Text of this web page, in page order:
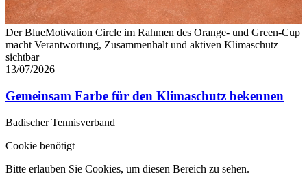
Der BlueMotivation Circle im Rahmen des Orange- und Green-Cup
macht Verantwortung, Zusammenhalt und aktiven Klimaschutz
sichtbar
13/07/2026
Gemeinsam Farbe für den Klimaschutz bekennen
Badischer Tennisverband
Cookie benötigt
Bitte erlauben Sie Cookies, um diesen Bereich zu sehen.